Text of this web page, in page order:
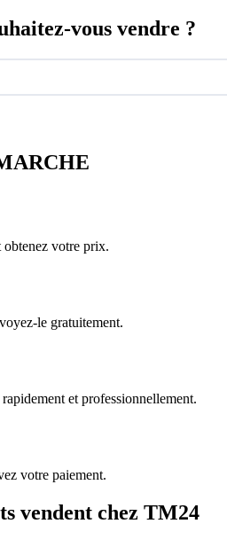
vous vendre ?
obtenez votre prix.
le gratuitement.
et professionnellement.
votre paiement.
vendent chez TM24